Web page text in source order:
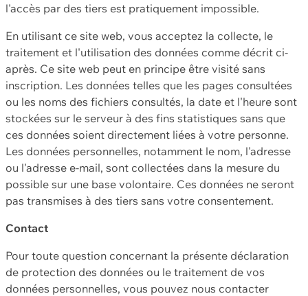
l'accès par des tiers est pratiquement impossible.
En utilisant ce site web, vous acceptez la collecte, le
traitement et l'utilisation des données comme décrit ci-
après. Ce site web peut en principe être visité sans
inscription. Les données telles que les pages consultées
ou les noms des fichiers consultés, la date et l'heure sont
stockées sur le serveur à des fins statistiques sans que
ces données soient directement liées à votre personne.
Les données personnelles, notamment le nom, l'adresse
ou l'adresse e-mail, sont collectées dans la mesure du
possible sur une base volontaire. Ces données ne seront
pas transmises à des tiers sans votre consentement.
Contact
Pour toute question concernant la présente déclaration
de protection des données ou le traitement de vos
données personnelles, vous pouvez nous contacter